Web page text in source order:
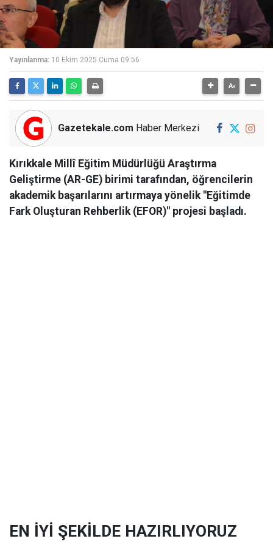
Yayınlanma: 10 Ekim 2025 Cuma 09:56
Gazetekale.com Haber Merkezi
Kırıkkale Millî Eğitim Müdürlüğü Araştırma
Geliştirme (AR-GE) birimi tarafından, öğrencilerin
akademik başarılarını artırmaya yönelik "Eğitimde
Fark Oluşturan Rehberlik (EFOR)" projesi başladı.
EN İYİ ŞEKİLDE HAZIRLIYORUZ